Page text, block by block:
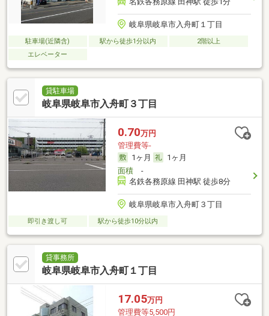
岐阜県岐阜市入舟町１丁目
駐車場(近隣含) 駅から徒歩1分以内
2階以上
エレベーター
貸駐車場
岐阜県岐阜市入舟町３丁目
0.70万円
管理費等-
1ヶ月
1ヶ月
面積-
名鉄各務原線 田神駅 徒歩8分
岐阜県岐阜市入舟町３丁目
即引き渡し可 駅から徒歩10分以内
貸事務所
岐阜県岐阜市入舟町１丁目
17.05万円
管理費等5,500円